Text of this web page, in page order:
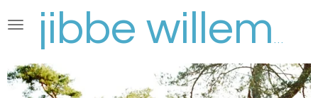
direct
de
hoofdinhoud